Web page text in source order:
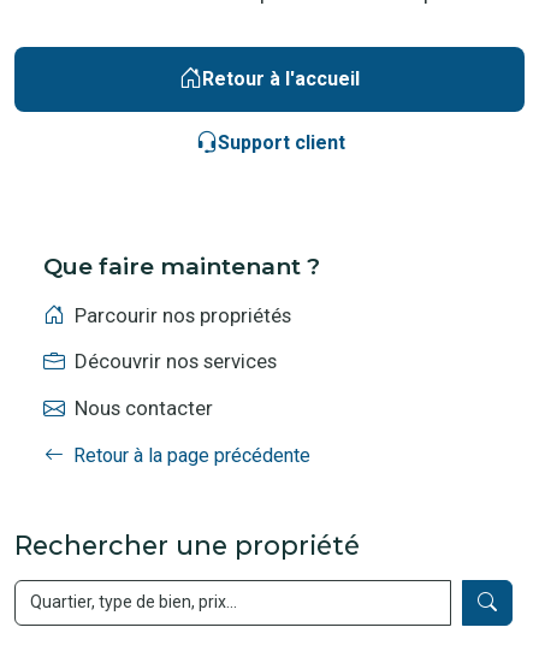
Retour à l'accueil
Support client
Que faire maintenant ?
Parcourir nos propriétés
Découvrir nos services
Nous contacter
Retour à la page précédente
Rechercher une propriété